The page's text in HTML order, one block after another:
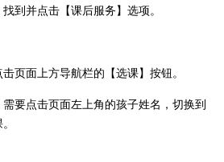
到并点击【课后服务】选项。
页面上方导航栏的【选课】按钮。
要点击页面左上角的孩子姓名，切换到